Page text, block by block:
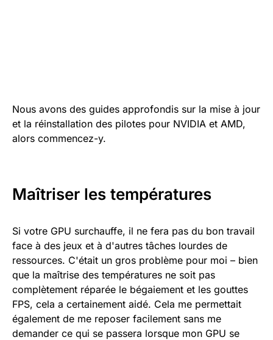
Nous avons des guides approfondis sur la mise à jour
et la réinstallation des pilotes pour NVIDIA et AMD,
alors commencez-y.
Maîtriser les températures
Si votre GPU surchauffe, il ne fera pas du bon travail
face à des jeux et à d'autres tâches lourdes de
ressources. C'était un gros problème pour moi – bien
que la maîtrise des températures ne soit pas
complètement réparée le bégaiement et les gouttes
FPS, cela a certainement aidé. Cela me permettait
également de me reposer facilement sans me
demander ce qui se passera lorsque mon GPU se